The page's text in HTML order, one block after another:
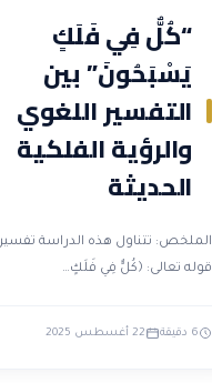
“كُلٌّ فِي فَلَكٍ
يَسْبَحُونَ” بين
التفسير اللغوي
والرؤية الفلكية
الحديثة
الملخص: تتناول هذه الدراسة تفسير
قوله تعالى: ﴿كُلٌّ فِي فَلَكٍ…
6 دقيقة 22 أغسطس 2025